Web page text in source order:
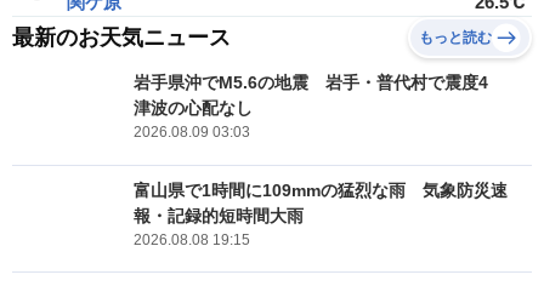
最新のお天気ニュース もっと読む
岩手県沖でM5.6の地震 岩手・普代村で震度4
津波の心配なし
2026.08.09 03:03
富山県で1時間に109mmの猛烈な雨 気象防災速
報・記録的短時間大雨
2026.08.08 19:15